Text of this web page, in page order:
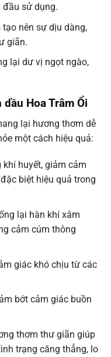
sử dụng.
tạo nên sự dịu dàng,
giãn.
lại dư vị ngọt ngào,
Hoa Trâm Ổi
lại hương thơm dễ
một cách hiệu quả:
khí huyết, giảm cảm
biệt hiệu quả trong
lại hàn khí xâm
cảm cúm thông
giác khó chịu từ các
bớt cảm giác buồn
thơm thư giãn giúp
trạng căng thẳng, lo